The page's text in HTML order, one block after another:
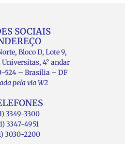
SOCIAIS
Bloco D, Lote 9,
4° andar
524 – Brasília – DF
pela via W2
3349-3300
3347-4951
3030-2200